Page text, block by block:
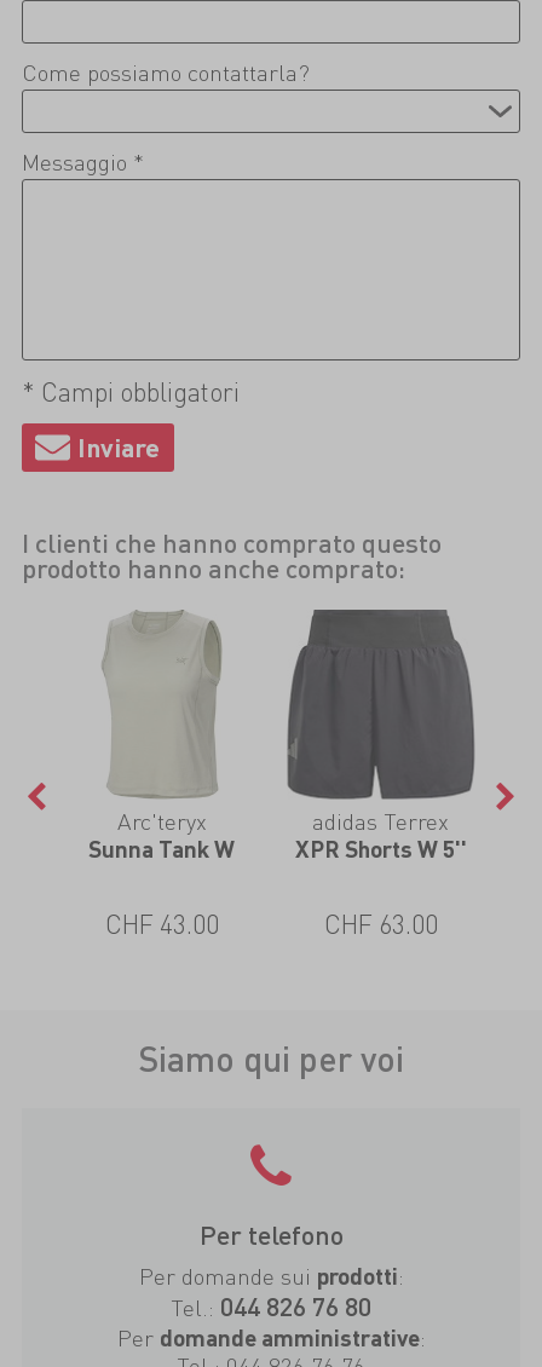
Come possiamo contattarla?
Messaggio *
* Campi obbligatori
I clienti che hanno comprato questo
prodotto hanno anche comprato:
Arc'teryx
Sunna Tank W
CHF 43.00
adidas Terrex
XPR Shorts W 5''
CHF 63.00
Siamo qui per voi
Per telefono
Per domande sui prodotti:
Tel.: 044 826 76 80
Per domande amministrative: